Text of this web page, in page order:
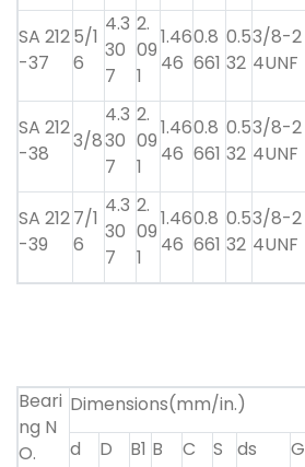
SA 212
-37
5/1
6
4.3
30
7
2.
09
1
1.46
46
0.8
661
0.5
32
3/8-2
4UNF
SA 212
-38
3/8
4.3
30
7
2.
09
1
1.46
46
0.8
661
0.5
32
3/8-2
4UNF
SA 212
-39
7/1
6
4.3
30
7
2.
09
1
1.46
46
0.8
661
0.5
32
3/8-2
4UNF
Beari
ng N
O.
Dimensions(mm/in.)
d D B1 B C S ds G